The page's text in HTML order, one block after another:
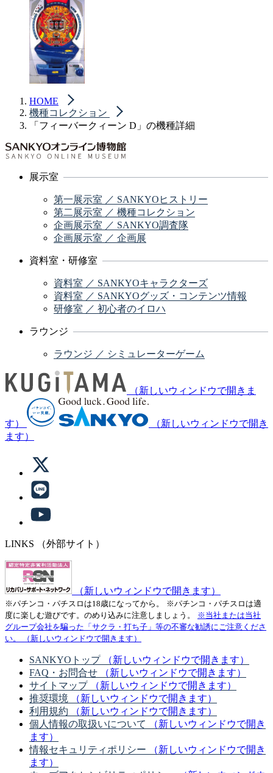
HOME
機種コレクション
「フィーバークィーン D」の機種詳細
展示室
第一展示室 ／ SANKYOヒストリー
第二展示室 ／ 機種コレクション
企画展示室 ／ SANKYO調査隊
企画展示室 ／ 企画展
資料室・研修室
資料室 ／ SANKYOキャラクターズ
資料室 ／ SANKYOグッズ・コンテンツ情報
研修室 ／ 初心者のイロハ
ラウンジ
ラウンジ ／ シミュレーターゲーム
（新しいウィンドウで開きま
す）
（新しいウィンドウで開き
ます）
LINKS （外部サイト）
（新しいウィンドウで開きます）
※パチンコ・パチスロは18歳になってから。
※パチンコ・パチスロは適
度に楽しむ遊びです。のめり込みに注意しましょう。
※当社または当社
グループ会社を騙った「サクラ・打ち子」等の不審な勧誘にご注意くださ
い。
（新しいウィンドウで開きます）
SANKYOトップ
（新しいウィンドウで開きます）
FAQ・お問合せ
（新しいウィンドウで開きます）
サイトマップ
（新しいウィンドウで開きます）
推奨環境
（新しいウィンドウで開きます）
利用規約
（新しいウィンドウで開きます）
個人情報の取扱いについて
（新しいウィンドウで開き
ます）
情報セキュリティポリシー
（新しいウィンドウで開き
ます）